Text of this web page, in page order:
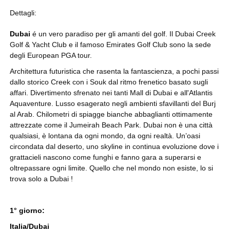
Dettagli:
Dubai é un vero paradiso per gli amanti del golf. Il Dubai Creek
Golf & Yacht Club e il famoso Emirates Golf Club sono la sede
degli European PGA tour.
Architettura futuristica che rasenta la fantascienza, a pochi passi
dallo storico Creek con i Souk dal ritmo frenetico basato sugli
affari. Divertimento sfrenato nei tanti Mall di Dubai e all'Atlantis
Aquaventure. Lusso esagerato negli ambienti sfavillanti del Burj
al Arab. Chilometri di spiagge bianche abbaglianti ottimamente
attrezzate come il Jumeirah Beach Park. Dubai non è una città
qualsiasi, è lontana da ogni mondo, da ogni realtà. Un’oasi
circondata dal deserto, uno skyline in continua evoluzione dove i
grattacieli nascono come funghi e fanno gara a superarsi e
oltrepassare ogni limite. Quello che nel mondo non esiste, lo si
trova solo a Dubai !
1° giorno:
Italia/Dubai